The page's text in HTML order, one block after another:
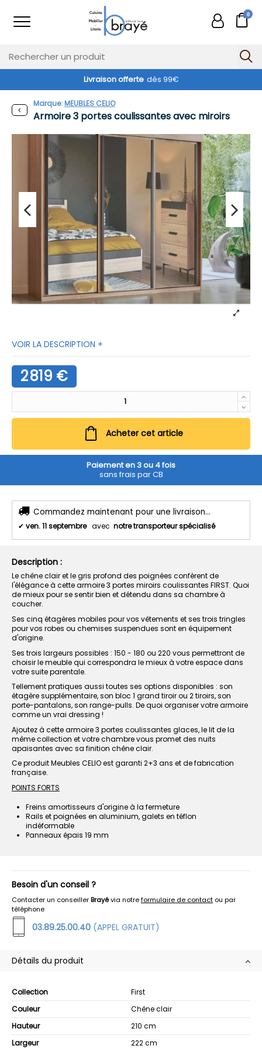
0
Livraison offerte dès 99€
Armoire 3 portes coulissantes avec miroirs
Marque:MEUBLES CELIO
VOIR LA DESCRIPTION +
2 819 €
Acheter cet article
Paiement en 3 ou 4 fois
sans frais par CB
Commandez maintenant pour une livraison...
✔ ven. 11 septembre avec notre transporteur spécialisé
Description :
Le chêne clair et le gris profond des poignées confèrent de
l'élégance à cette armoire 3 portes miroirs coulissantes FIRST. Quoi
de mieux pour se sentir bien et détendu dans sa chambre à
coucher.
Ses cinq étagères mobiles pour vos vêtements et ses trois tringles
pour vos robes ou chemises suspendues sont en équipement
d'origine.
Ses trois largeurs possibles : 150 - 180 ou 220 vous permettront de
choisir le meuble qui correspondra le mieux à votre espace dans
votre suite parentale.
Tellement pratiques aussi toutes ses options disponibles : son
étagère supplémentaire, son bloc 1 grand tiroir ou 2 tiroirs, son
porte-pantalons, son range-pulls. De quoi organiser votre armoire
comme un vrai dressing !
Ajoutez à cette armoire 3 portes coulissantes glaces, le lit de la
même collection et votre chambre vous promet des nuits
apaisantes avec sa finition chêne clair.
Ce produit Meubles CELIO est garanti 2+3 ans et de fabrication
française.
POINTS FORTS
Freins amortisseurs d'origine à la fermeture
Rails et poignées en aluminium, galets en téflon
indéformable
Panneaux épais 19 mm
Besoin d'un conseil ?
Contacter un conseillerBrayévia notreformulaire de contact ou par
téléphone
03.89.25.00.40 (APPEL GRATUIT)
Détails du produit
Collection
First
Couleur
Chêne clair
Hauteur
210 cm
Largeur
222 cm